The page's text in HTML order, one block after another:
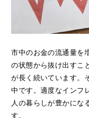
市中のお金の流通量を
の状態から抜け出すこ
が長く続いています。
中です。適度なインフ
人の暮らしが豊かにな
す。